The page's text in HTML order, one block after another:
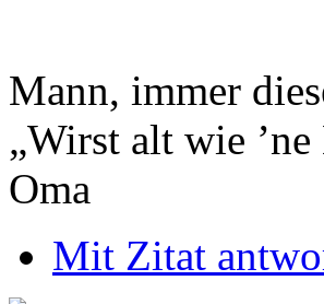
Mann, immer
„Wirst alt wie
Oma
Mit Zitat